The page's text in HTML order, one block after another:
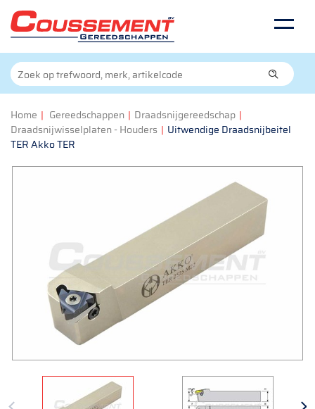
Home | Gereedschappen | Draadsnijgereedschap |
Draadsnijwisselplaten - Houders | Uitwendige Draadsnijbeitel
TER Akko TER